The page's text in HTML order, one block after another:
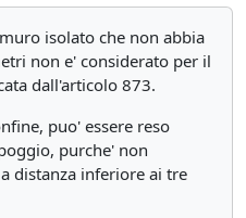
isolato che non abbia
non e' considerato per il
dall'articolo 873.
puo' essere reso
purche' non
distanza inferiore ai tre